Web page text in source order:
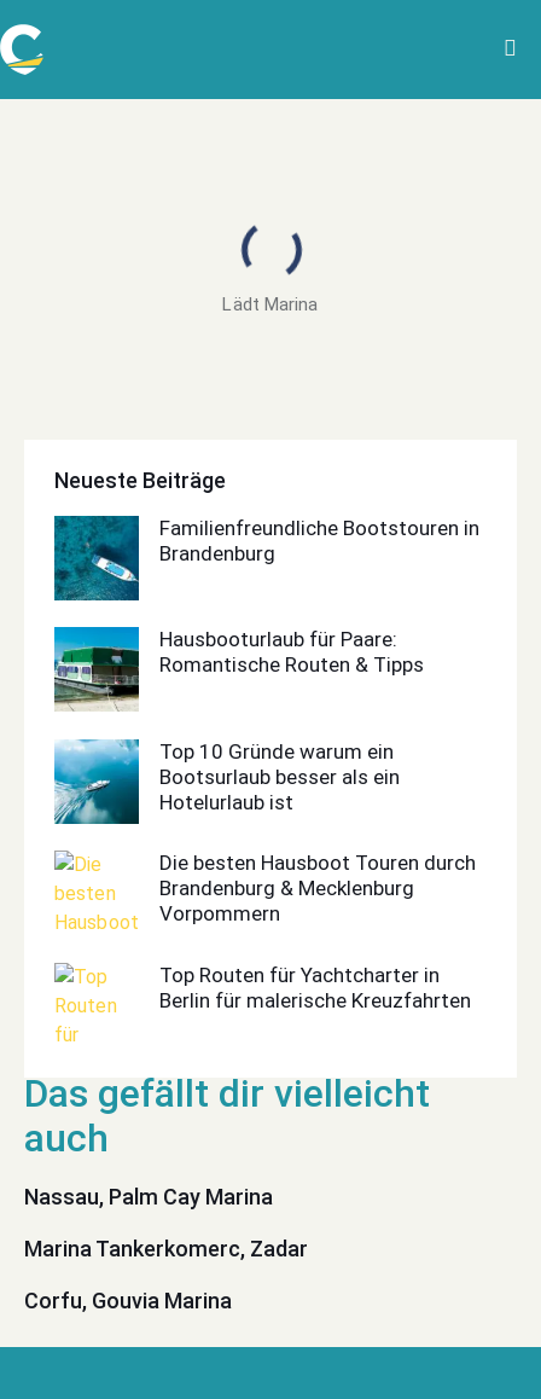
Lädt Marina
Neueste Beiträge
Familienfreundliche Bootstouren in
Brandenburg
Hausbooturlaub für Paare:
Romantische Routen & Tipps
Top 10 Gründe warum ein
Bootsurlaub besser als ein
Hotelurlaub ist
Die besten Hausboot Touren durch
Brandenburg & Mecklenburg
Vorpommern
Top Routen für Yachtcharter in
Berlin für malerische Kreuzfahrten
Nassau, Palm Cay Marina
Marina Tankerkomerc, Zadar
Corfu, Gouvia Marina